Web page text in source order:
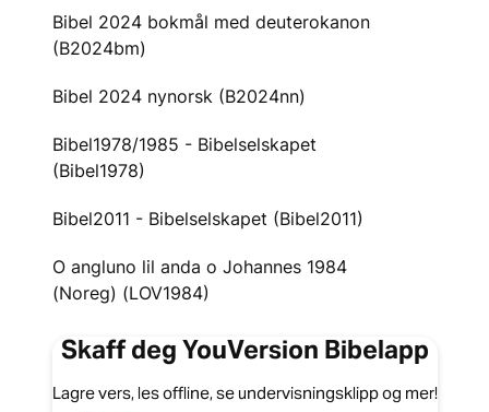
Bibel 2024 bokmål med deuterokanon
(B2024bm)
Bibel 2024 nynorsk (B2024nn)
Bibel1978/1985 - Bibelselskapet
(Bibel1978)
Bibel2011 - Bibelselskapet (Bibel2011)
O angluno lil anda o Johannes 1984
(Noreg) (LOV1984)
Skaff deg YouVersion Bibelapp
Lagre vers, les offline, se undervisningsklipp og mer!